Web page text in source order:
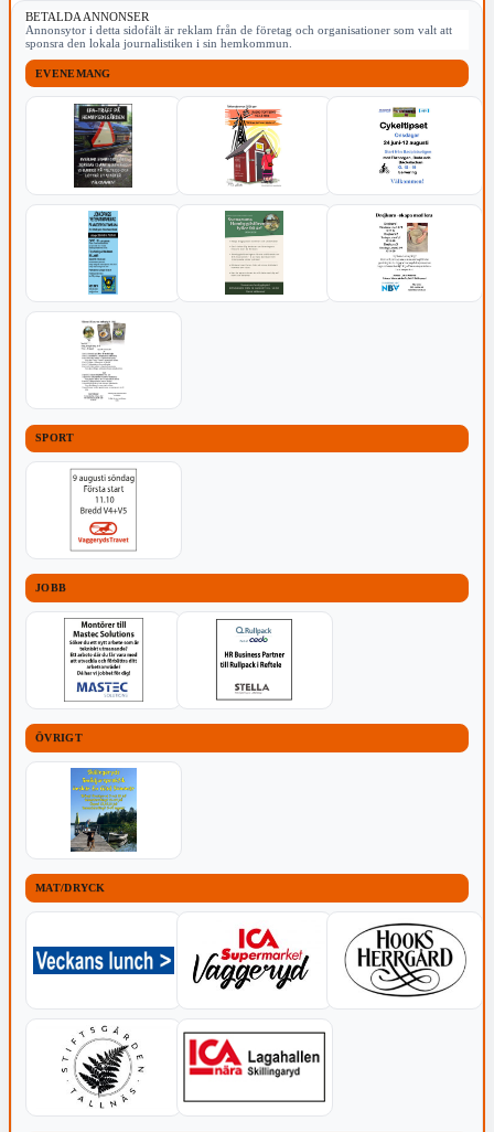
BETALDA ANNONSER
Annonsytor i detta sidofält är reklam från de företag och organisationer som valt att
sponsra den lokala journalistiken i sin hemkommun.
EVENEMANG
SPORT
JOBB
ÖVRIGT
MAT/DRYCK